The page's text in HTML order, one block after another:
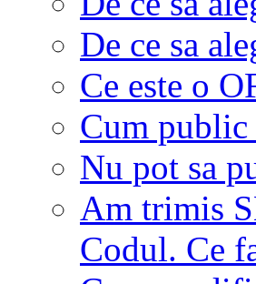
De ce sa
Ce este o
Cum
Nu pot sa
Am trimis
Codul. Ce